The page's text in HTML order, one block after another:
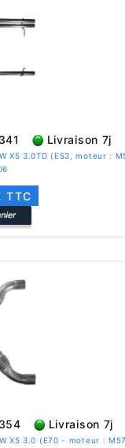
Livraison 7j
X5 3.0TD (E53, moteur :
TTC
Livraison 7j
X5 3.0 (E70 - moteur :